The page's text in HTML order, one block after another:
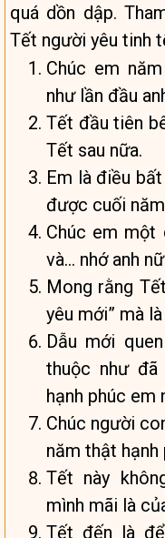
quá dồn dập.
Tết người yêu tinh
Chúc em
như lần đầu
Tết đầu tiên
Tết sau nữa.
Em là điều
được cuối
Chúc em một
và… nhớ anh
Mong rằng
yêu mới” mà
Dẫu mới
thuộc như
hạnh phúc em
Chúc người
năm thật hạnh
Tết này
mình mãi là
Tết đến là